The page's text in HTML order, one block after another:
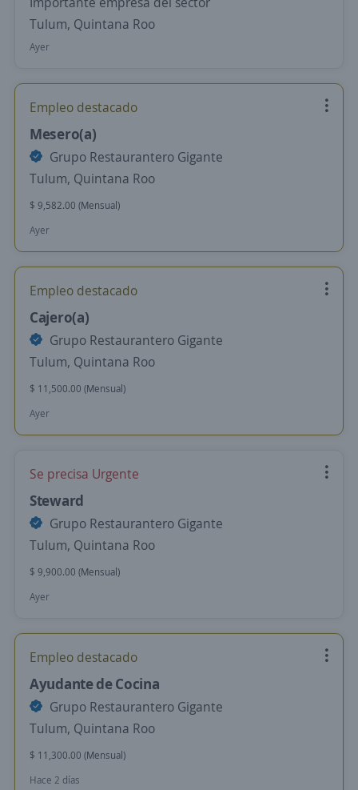
Tulum, Quintana Roo
Ayer
Empleo destacado
Mesero(a)
Grupo Restaurantero Gigante
Tulum, Quintana Roo
$ 9,582.00 (Mensual)
Ayer
Empleo destacado
Cajero(a)
Grupo Restaurantero Gigante
Tulum, Quintana Roo
$ 11,500.00 (Mensual)
Ayer
Se precisa Urgente
Steward
Grupo Restaurantero Gigante
Tulum, Quintana Roo
$ 9,900.00 (Mensual)
Ayer
Empleo destacado
Ayudante de Cocina
Grupo Restaurantero Gigante
Tulum, Quintana Roo
$ 11,300.00 (Mensual)
Hace 2 días